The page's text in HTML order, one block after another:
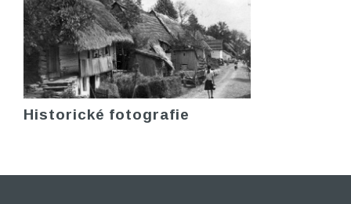
Historické fotografie